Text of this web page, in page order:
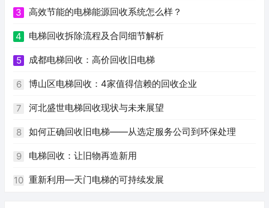
3 高效节能的电梯能源回收系统怎么样？
4 电梯回收拆除流程及合同细节解析
5 成都电梯回收：高价回收旧电梯
6 博山区电梯回收：4家值得信赖的回收企业
7 河北盛世电梯回收现状与未来展望
8 如何正确回收旧电梯——从选定服务公司到环保处理
9 电梯回收：让旧物再造新用
10 重新利用—天门电梯的可持续发展